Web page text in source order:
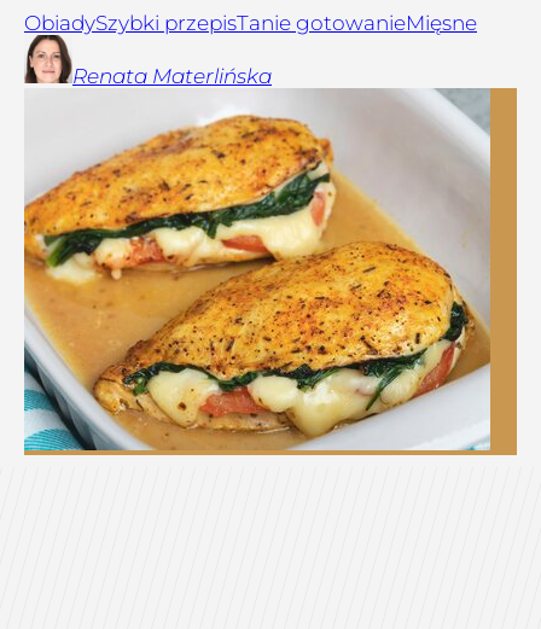
ObiadySzybki przepisTanie gotowanieMięsne
Renata Materlińska